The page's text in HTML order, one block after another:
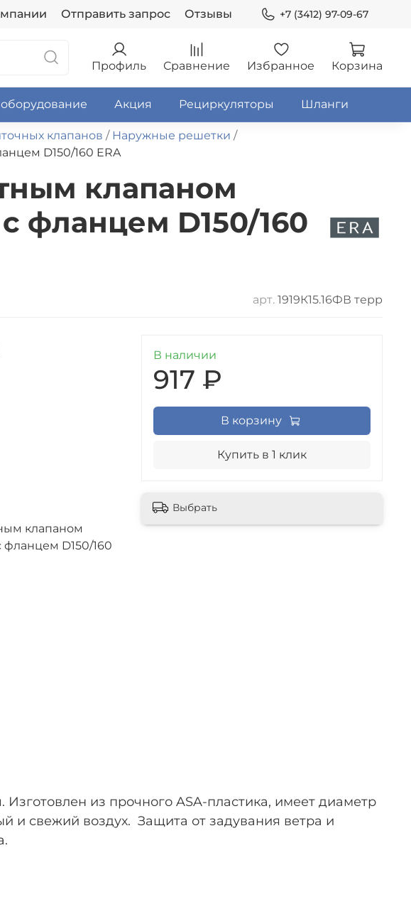
Отправить запрос Отзывы +7 (3412) 97-09-67
Профиль Сравнение Избранное Корзина
Акция Рециркуляторы Шланги
клапанов
Наружные решетки
D150/160 ERA
клапаном
с фланцем D150/160
арт. 1919К15.16ФВ терр
клапаном
фланцем D150/160
В наличии
917 ₽
В корзину
Купить в 1 клик
Выбрать
из прочного ASA-пластика, имеет диаметр
и свежий воздух. Защита от задувания ветра и